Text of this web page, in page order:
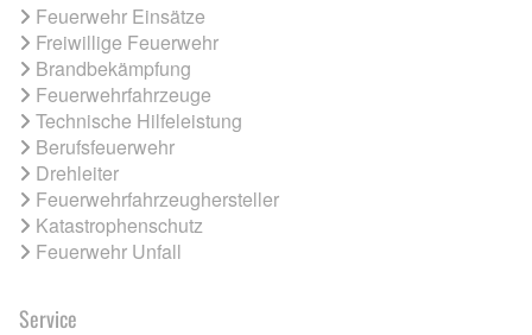
Feuerwehr Einsätze
Freiwillige Feuerwehr
Brandbekämpfung
Feuerwehrfahrzeuge
Technische Hilfeleistung
Berufsfeuerwehr
Drehleiter
Feuerwehrfahrzeughersteller
Katastrophenschutz
Feuerwehr Unfall
Service